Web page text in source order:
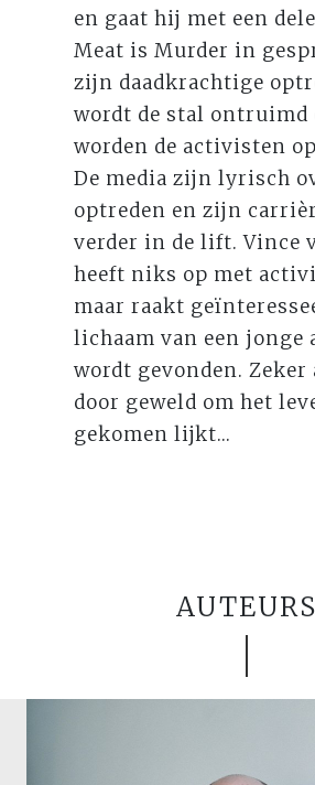
en gaat hij met een
Meat is Murder in
zijn daadkrachtige
wordt de stal ontruimd
worden de activisten
De media zijn lyrisch
optreden en zijn
verder in de lift. Vince
heeft niks op met
maar raakt
lichaam van een jonge
wordt gevonden. Zeker
door geweld om het
gekomen lijkt...
AUTEURS